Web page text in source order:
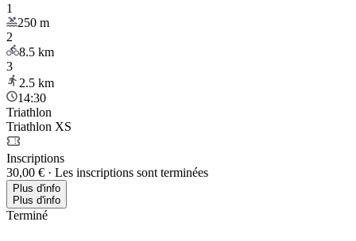
1
250 m
2
8.5 km
3
2.5 km
14:30
Triathlon
Triathlon XS
Inscriptions
30,00 € · Les inscriptions sont terminées
Plus d'info
Plus d'info
Terminé